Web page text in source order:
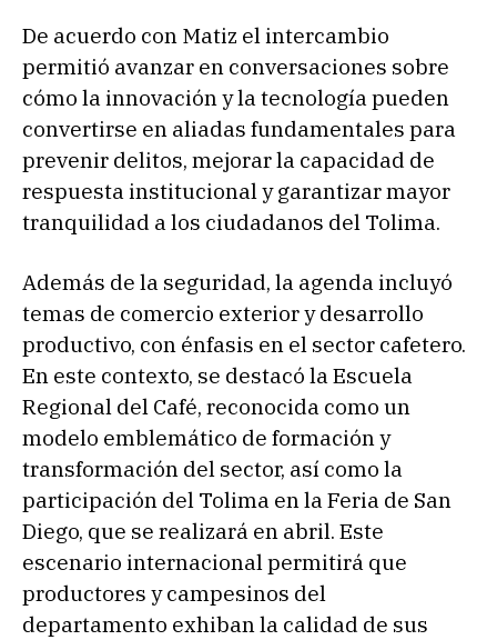
De acuerdo con Matiz el intercambio
permitió avanzar en conversaciones sobre
cómo la innovación y la tecnología pueden
convertirse en aliadas fundamentales para
prevenir delitos, mejorar la capacidad de
respuesta institucional y garantizar mayor
tranquilidad a los ciudadanos del Tolima.
Además de la seguridad, la agenda incluyó
temas de comercio exterior y desarrollo
productivo, con énfasis en el sector cafetero.
En este contexto, se destacó la Escuela
Regional del Café, reconocida como un
modelo emblemático de formación y
transformación del sector, así como la
participación del Tolima en la Feria de San
Diego, que se realizará en abril. Este
escenario internacional permitirá que
productores y campesinos del
departamento exhiban la calidad de sus